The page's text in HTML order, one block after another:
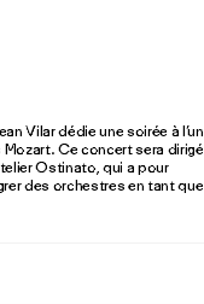
Vilar dédie une soirée à l’un
Ce concert sera dirigé
Ostinato, qui a pour
des orchestres en tant que